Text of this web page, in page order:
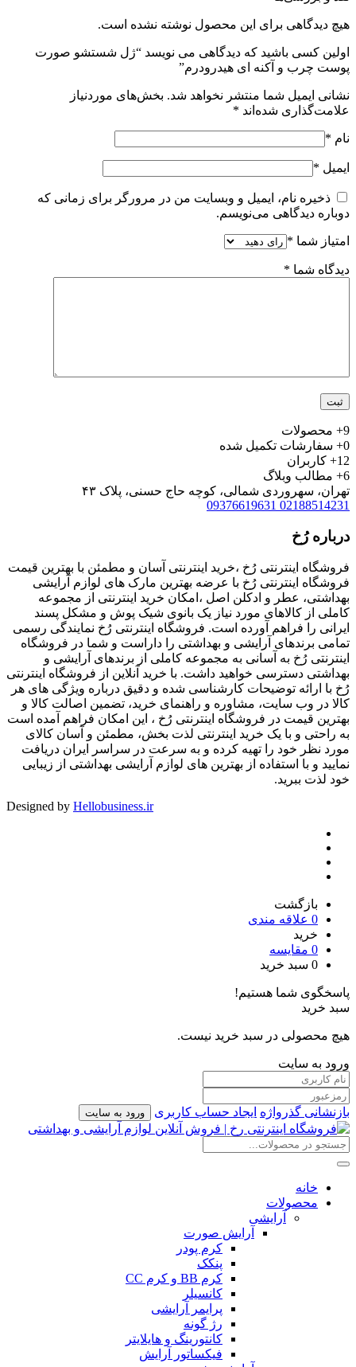
هیچ دیدگاهی برای این محصول نوشته نشده است.
اولین کسی باشید که دیدگاهی می نویسد “ژل شستشو صورت
پوست چرب و آکنه ای هیدرودرم”
نشانی ایمیل شما منتشر نخواهد شد. بخش‌های موردنیاز
علامت‌گذاری شده‌اند *
نام *
ایمیل *
ذخیره نام، ایمیل و وبسایت من در مرورگر برای زمانی که
دوباره دیدگاهی می‌نویسم.
امتیاز شما *
دیدگاه شما *
9+
محصولات
0+
سفارشات تکمیل شده
12+
کاربران
6+
مطالب وبلاگ
تهران، سهروردی شمالی، کوچه حاج حسنی، پلاک ۴۳
02188514231
09376619631
درباره رُخ
فروشگاه اینترنتی رُخ ،خرید اینترنتی آسان و مطمئن با بهترین قیمت
فروشگاه اینترنتی رُخ با عرضه بهترین مارک های لوازم آرایشی
بهداشتی، عطر و ادکلن اصل ،امکان خرید اینترنتی از مجموعه
کاملی از کالاهای مورد نیاز یک بانوی شیک پوش و مشکل پسند
ایرانی را فراهم آورده است. فروشگاه اینترنتی رُخ نمایندگی رسمی
تمامی برندهای آرایشی و بهداشتی را داراست و شما در فروشگاه
اینترنتی رُخ به آسانی به مجموعه کاملی از برندهای آرایشی و
بهداشتی دسترسی خواهید داشت. با خرید آنلاین از فروشگاه اینترنتی
رُخ با ارائه توضیحات کارشناسی شده و دقیق درباره ویژگی های هر
کالا در وب سایت، مشاوره و راهنمای خرید، تضمین اصالت کالا و
بهترین قیمت در فروشگاه اینترنتی رُخ ، این امکان فراهم آمده است
به راحتی و با یک خرید اینترنتی لذت بخش، مطمئن و آسان کالای
مورد نظر خود را تهیه کرده و به سرعت در سراسر ایران دریافت
نمایید و با استفاده از بهترین های لوازم آرایشی بهداشتی از زیبایی
خود لذت ببرید.
Designed by Hellobusiness.ir
بازگشت
0 علاقه مندی
خرید
0 مقایسه
0 سبد خرید
پاسخگوی شما هستیم!
سبد خرید
هیچ محصولی در سبد خرید نیست.
ورود به سایت
بازنشانی گذرواژه ایجاد حساب کاربری ورود به سایت
خانه
محصولات
آرایشی
آرایش صورت
کرم پودر
پنکک
کرم BB و کرم CC
کانسیلر
پرایمر آرایشی
رژ گونه
کانتورینگ و هایلایتر
فیکساتور آرایش